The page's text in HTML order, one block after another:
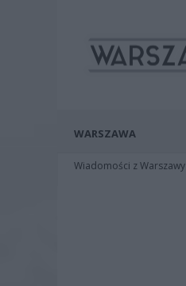
WARSZAWA
Wiadomości z Warszawy